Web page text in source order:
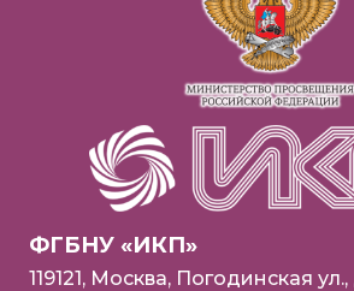
ФГБНУ «ИКП»
119121, Москва, Погодинская ул.,